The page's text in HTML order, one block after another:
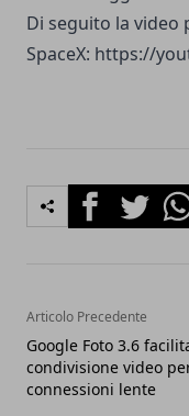
Di seguito la video
SpaceX: https://
FacebookTwitter
Articolo Precedente
Google Foto 3.6
condivisione video
connessioni lente